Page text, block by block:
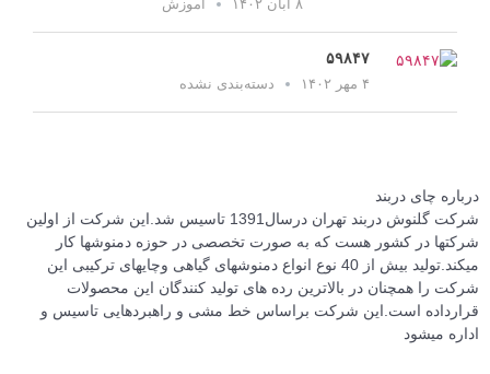
آموزش
۵۹۸۴۷
دسته‌بندی نشده
چای دربند
شرکت گلنوش دربند تهران درسال1391 تاسیس شد.این شرکت از اولین
در کشور هست که به صورت تخصصی در حوزه دمنوشها کار
میکند.تولید بیش از 40 نوع انواع دمنوشهای گیاهی وچایهای ترکیبی این
را همچنان در بالاترین رده های تولید کنندگان این محصولات
است.این شرکت براساس خط مشی و راهبردهایی تاسیس و
میشود